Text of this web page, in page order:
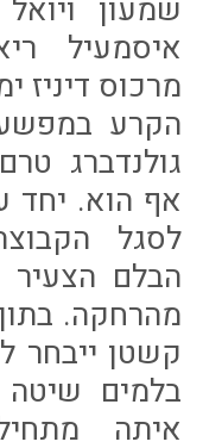
שמעון
איסמעיל
מרכוס דיניז
הקרע
גולנדברג
אף הוא. יחד
לסגל
הבלם הצעיר
מהרחקה.
קשטן
בלמים
איתה